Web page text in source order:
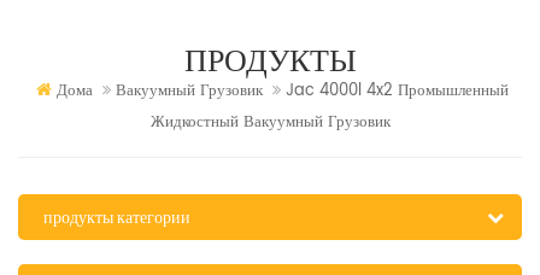
ПРОДУКТЫ
Дома Вакуумный Грузовик
Jac 4000l 4x2 Промышленный
Жидкостный Вакуумный Грузовик
продукты категории